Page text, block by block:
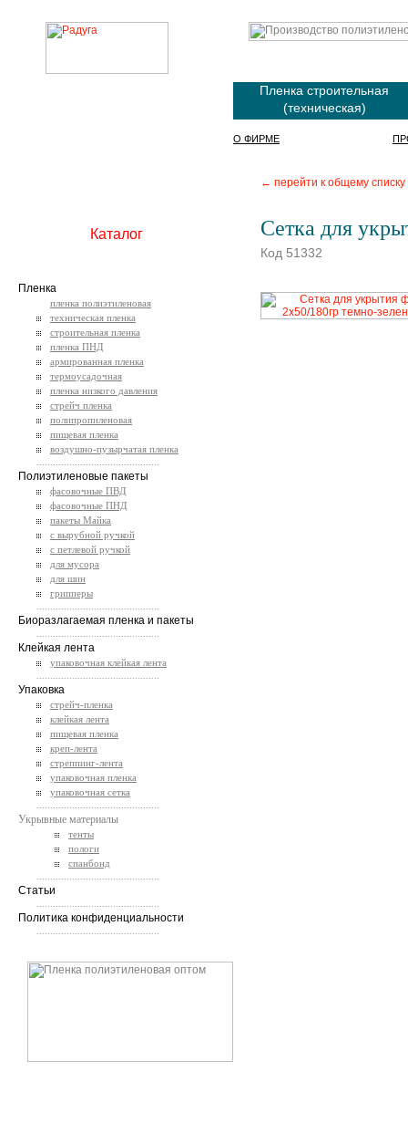
Пленка строительная
(техническая)
О ФИРМЕ
← перейти к общему списку
Сетка для
Код 51332
Каталог
Пленка
пленка полиэтиленовая
техническая пленка
строительная пленка
пленка ПНД
армированная пленка
термоусадочная
пленка низкого давления
стрейч пленка
полипропиленовая
пищевая пленка
воздушно-пузырчатая пленка
Полиэтиленовые пакеты
фасовочные ПВД
фасовочные ПНД
пакеты Майка
с вырубной ручкой
с петлевой ручкой
для мусора
для шин
грипперы
Биоразлагаемая пленка и пакеты
Клейкая лента
упаковочная клейкая лента
Упаковка
стрейч-пленка
клейкая лента
пищевая пленка
креп-лента
стреппинг-лента
упаковочная пленка
упаковочная сетка
Укрывные материалы
тенты
пологи
спанбонд
Статьи
Политика конфиденциальности